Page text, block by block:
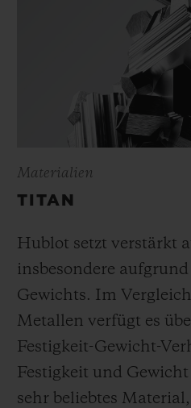
Materialien
TITAN
Hublot setzt verstärkt
insbesondere
Gewichts. Im
Metallen verfügt es
Festigkeit-Gewicht-
Festigkeit und
sehr beliebtes